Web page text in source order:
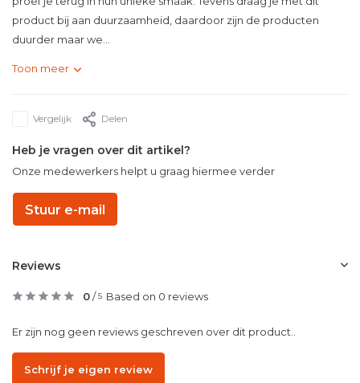
product bij aan duurzaamheid, daardoor zijn de producten
duurder maar we...
Toon meer
Vergelijk Delen
Heb je vragen over dit artikel?
Onze medewerkers helpt u graag hiermee verder
Stuur e-mail
Reviews
0/5 Based on 0 reviews
Er zijn nog geen reviews geschreven over dit product..
Schrijf je eigen review